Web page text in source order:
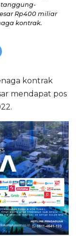
tanggung-
Rp400 miliar
kontrak.
kontrak
mendapat pos